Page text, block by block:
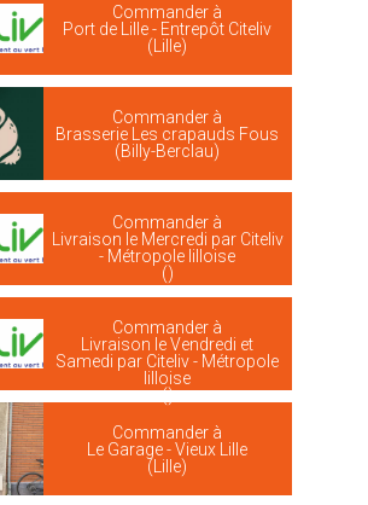
Commander à
Port de Lille - Entrepôt Citeliv
(Lille)
Commander à
Brasserie Les crapauds Fous
(Billy-Berclau)
Commander à
Livraison le Mercredi par Citeliv
- Métropole lilloise
()
Commander à
Livraison le Vendredi et
Samedi par Citeliv - Métropole
lilloise
()
Commander à
Le Garage - Vieux Lille
(Lille)